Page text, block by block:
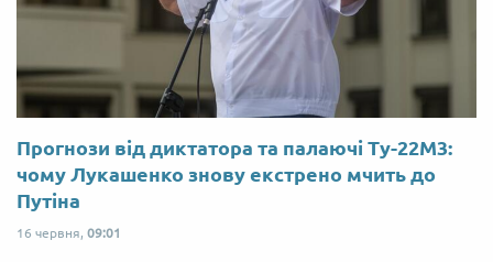
Прогнози від диктатора та палаючі Ту-22М3:
чому Лукашенко знову екстрено мчить до
Путіна
16 червня, 09:01